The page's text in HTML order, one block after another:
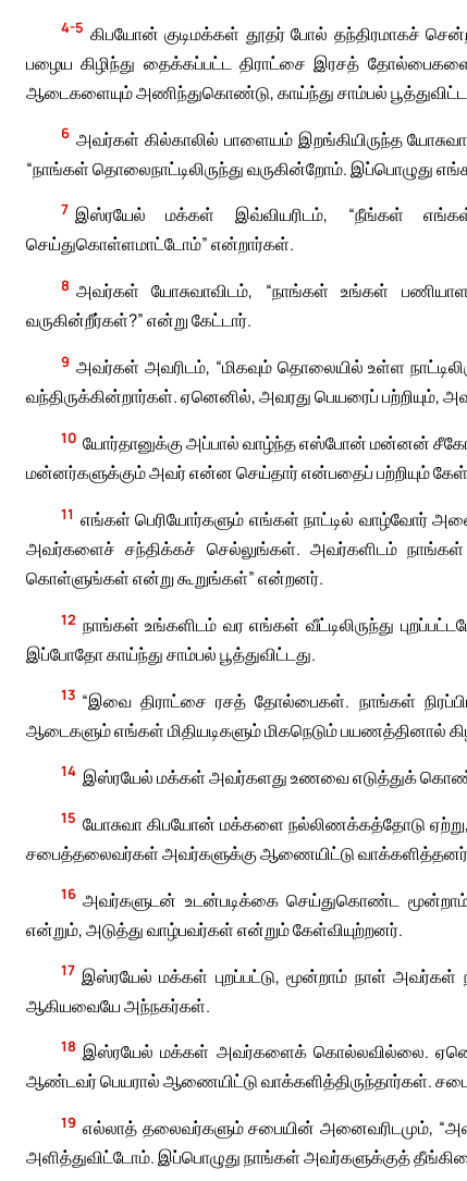
4-5 கிபயோன் குடிமக்கள் தூதர் போல் தந்திரமாகச்
பழைய கிழிந்து தைக்கப்பட்ட திராட்சை இரசத்
ஆடைகளையும் அணிந்துகொண்டு, காய்ந்து சாம்பல்
6 அவர்கள் கில்காலில் பாளையம் இறங்கியிருந்த
“நாங்கள் தொலைநாட்டிலிருந்து வருகின்றோம்.
7 இஸ்ரயேல் மக்கள் இவ்வியரிடம், “நீங்கள்
செய்துகொள்ளமாட்டோம்” என்றார்கள்.
8 அவர்கள் யோசுவாவிடம், “நாங்கள் உங்கள்
வருகின்றீர்கள்?” என்று கேட்டார்.
9 அவர்கள் அவரிடம், “மிகவும் தொலையில் உள்ள
வந்திருக்கின்றார்கள். ஏனெனில், அவரது பெயரைப் பற்றியும்,
10 யோர்தானுக்கு அப்பால் வாழ்ந்த எஸ்போன் மன்னன்
மன்னர்களுக்கும் அவர் என்ன செய்தார் என்பதைப் பற்றியும்
11 எங்கள் பெரியோர்களும் எங்கள் நாட்டில் வாழ்வோர்
அவர்களைச் சந்திக்கச் செல்லுங்கள். அவர்களிடம்
கொள்ளுங்கள் என்று கூறுங்கள்” என்றனர்.
12 நாங்கள் உங்களிடம் வர எங்கள் வீட்டிலிருந்து
இப்போதோ காய்ந்து சாம்பல் பூத்துவிட்டது.
13 “இவை திராட்சை ரசத் தோல்பைகள். நாங்கள்
ஆடைகளும் எங்கள் மிதியடிகளும் மிகநெடும் பயணத்தினால்
14 இஸ்ரயேல் மக்கள் அவர்களது உணவை எடுத்துக்
15 யோசுவா கிபயோன் மக்களை நல்லிணக்கத்தோடு
சபைத்தலைவர்கள் அவர்களுக்கு ஆணையிட்டு
16 அவர்களுடன் உடன்படிக்கை செய்துகொண்ட
என்றும், அடுத்து வாழ்பவர்கள் என்றும் கேள்வியுற்றனர்.
17 இஸ்ரயேல் மக்கள் புறப்பட்டு, மூன்றாம் நாள் அவர்கள்
ஆகியவையே அந்நகர்கள்.
18 இஸ்ரயேல் மக்கள் அவர்களைக் கொல்லவில்லை.
ஆண்டவர் பெயரால் ஆணையிட்டு வாக்களித்திருந்தார்கள். சபை
19 எல்லாத் தலைவர்களும் சபையின் அனைவரிடமும்,
அளித்துவிட்டோம். இப்பொழுது நாங்கள் அவர்களுக்குத்